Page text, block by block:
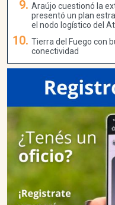
Araújo cuestionó la
presentó un plan
el nodo logístico del
Tierra del Fuego con
conectividad